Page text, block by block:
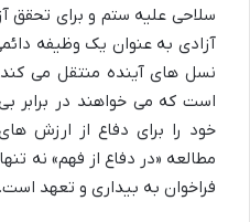
سلاحی علیه ستم و برای تحقق
آزادی به عنوان یک وظیفه
نسل های آینده منتقل می
است که می خواهند در برابر
خود را برای دفاع از ارزش
مطالعه «در دفاع از فهم» نه
فراخوان به بیداری و تعهد است.